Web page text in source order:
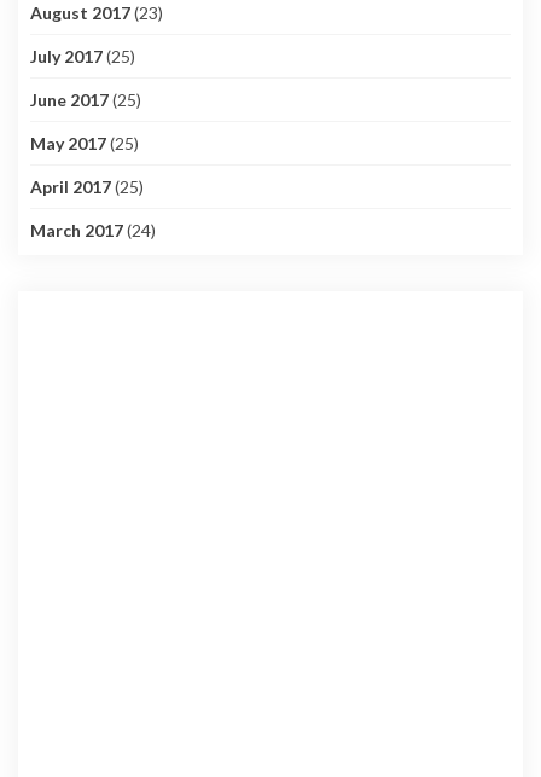
August 2017(23)
July 2017(25)
June 2017(25)
May 2017(25)
April 2017(25)
March 2017(24)